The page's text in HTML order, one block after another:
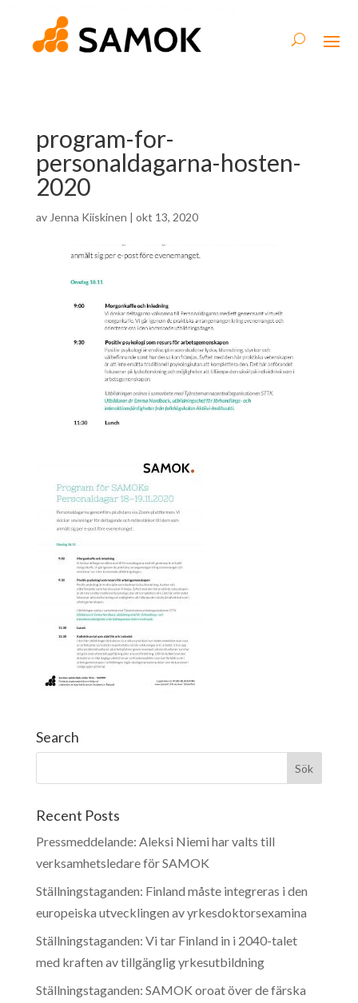
program-for-
personaldagarna-hosten-
2020
av Jenna Kiiskinen | okt 13, 2020
Search
Recent Posts
Pressmeddelande: Aleksi Niemi har valts till
verksamhetsledare för SAMOK
Ställningstaganden: Finland måste integreras i den
europeiska utvecklingen av yrkesdoktorsexamina
Ställningstaganden: Vi tar Finland in i 2040-talet
med kraften av tillgänglig yrkesutbildning
Ställningstaganden: SAMOK oroat över de färska